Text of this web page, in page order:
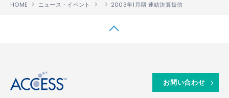
HOME ニュース・イベント 2003年1月期 連結決算短信
お問い合わせ